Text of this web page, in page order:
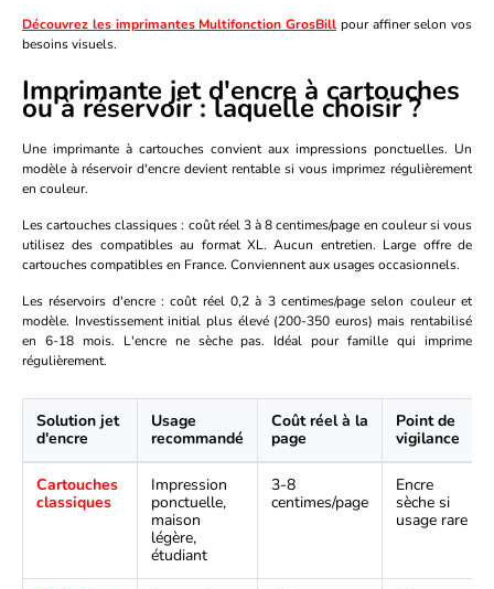
Découvrez les imprimantes Multifonction GrosBill pour affiner selon vos
besoins visuels.
Imprimante jet d'encre à cartouches
ou à réservoir : laquelle choisir ?
Une imprimante à cartouches convient aux impressions ponctuelles. Un
modèle à réservoir d'encre devient rentable si vous imprimez régulièrement
en couleur.
Les cartouches classiques : coût réel 3 à 8 centimes/page en couleur si vous
utilisez des compatibles au format XL. Aucun entretien. Large offre de
cartouches compatibles en France. Conviennent aux usages occasionnels.
Les réservoirs d'encre : coût réel 0,2 à 3 centimes/page selon couleur et
modèle. Investissement initial plus élevé (200-350 euros) mais rentabilisé
en 6-18 mois. L'encre ne sèche pas. Idéal pour famille qui imprime
régulièrement.
Solution jet
d'encre
Usage
recommandé
Coût réel à la
page
Point de
vigilance
Cartouches
classiques
Impression
ponctuelle,
maison
légère,
étudiant
3-8
centimes/page
Encre
sèche si
usage rare